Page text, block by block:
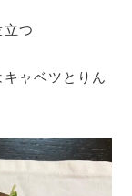
つ
ャベツとりん